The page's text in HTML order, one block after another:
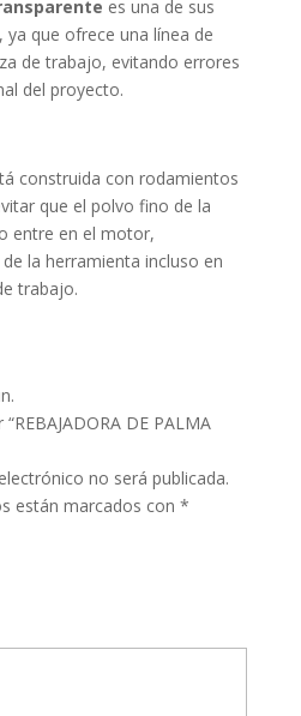
es una de sus
que ofrece una línea de
de trabajo, evitando errores
del proyecto.
construida con rodamientos
que el polvo fino de la
entre en el motor,
la herramienta incluso en
trabajo.
DE PALMA
no será publicada.
están marcados con *